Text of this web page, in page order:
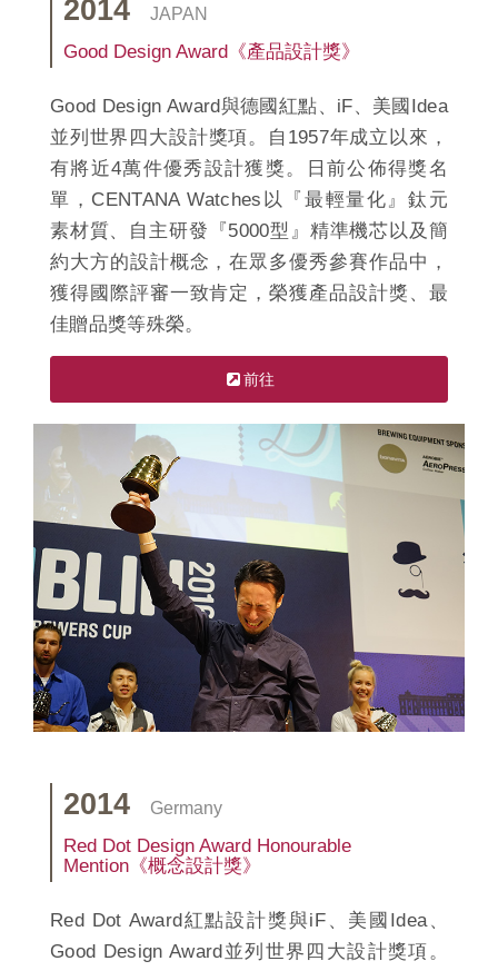
2014 JAPAN
Good Design Award《產品設計獎》
Good Design Award與德國紅點、iF、美國Idea
並列世界四大設計獎項。自1957年成立以來，
有將近4萬件優秀設計獲獎。日前公佈得獎名
單，CENTANA Watches以『最輕量化』鈦元
素材質、自主研發『5000型』精準機芯以及簡
約大方的設計概念，在眾多優秀參賽作品中，
獲得國際評審一致肯定，榮獲產品設計獎、最
佳贈品獎等殊榮。
前往
2014 Germany
Red Dot Design Award Honourable
Mention《概念設計獎》
Red Dot Award紅點設計獎與iF、美國Idea、
Good Design Award並列世界四大設計獎項。